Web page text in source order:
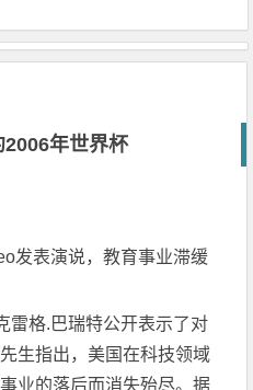
2006年世界杯
表演说，教育事业滞缓
雷格.巴瑞特公开表示了对
生指出，美国在科技领域
业的落后而消失殆尽。据